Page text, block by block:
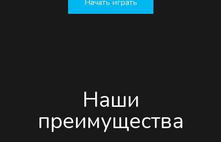
Начать играть
Наши
преимущества